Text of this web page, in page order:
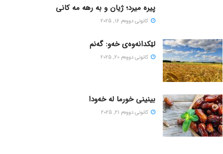
پیره میرد؛ ژیان و به رهه مه کانی
كانونی دووه‌م 16, 2025
لێکدانەوەی خەو: گەنم
كانونی دووه‌م 20, 2025
بینینی خورما لە خەودا
كانونی دووه‌م 21, 2025